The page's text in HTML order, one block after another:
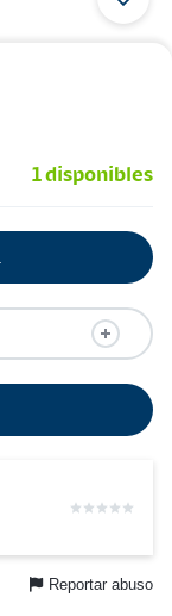
1 disponibles
Reportar abuso